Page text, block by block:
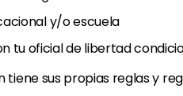
y/o escuela
tu oficial de libertad
tiene sus propias reglas y